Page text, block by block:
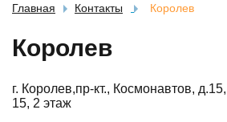
Главная Контакты Королев
Королев
г. Королев,пр-кт., Космонавтов,
15, 2 этаж